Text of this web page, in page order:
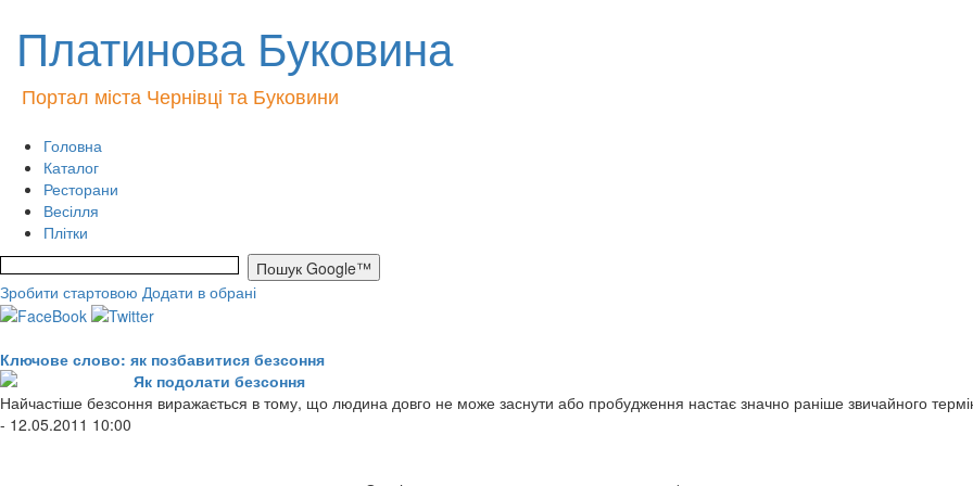
Платинова Буковина
Портал міста Чернівці та Буковини
Головна
Каталог
Ресторани
Весілля
Плітки
Зробити стартовою Додати в обрані
Ключове слово: як позбавитися безсоння
Як подолати безсоння
Найчастіше безсоння виражається в тому, що людина довго не може заснути або пробудження настає значно раніше звичайного
- 12.05.2011 10:00